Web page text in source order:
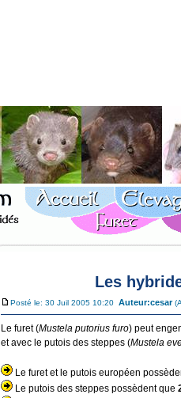
Les
Posté le: 30 Juil 2005 10:20 Auteur:cesar
Le furet (Mustela putorius furo) peut
et avec le putois des steppes (Mustela
Le furet et le putois européen
Le putois des steppes possèdent que